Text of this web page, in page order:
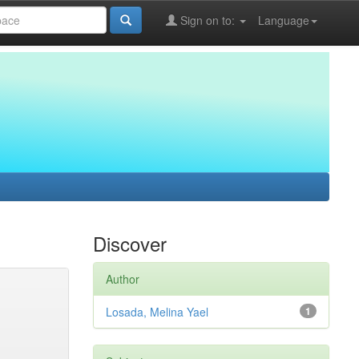
Language
Sign on to:
Discover
Author
1
Losada, Melina Yael